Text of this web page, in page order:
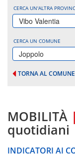
CERCA UN'ALTRA
Vibo Valentia
CERCA UN COMUNE
Joppolo
TORNA AL COMUNE
MOBILITÀ |
quotidiani
INDICATORI AI